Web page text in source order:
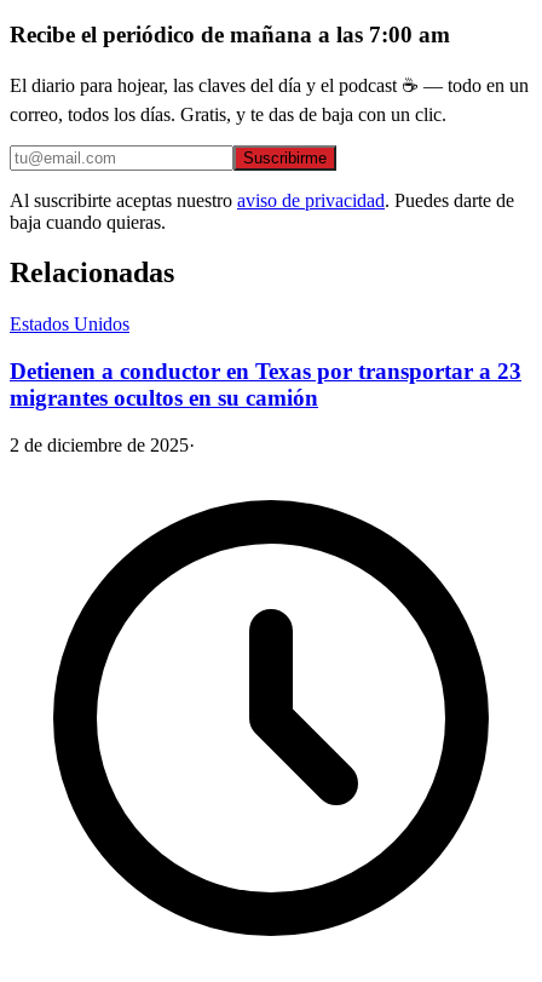
Recibe el periódico de mañana a las 7:00 am
El diario para hojear, las claves del día y el podcast ☕ — todo en un
correo, todos los días. Gratis, y te das de baja con un clic.
Suscribirme
Al suscribirte aceptas nuestro aviso de privacidad. Puedes darte de
baja cuando quieras.
Relacionadas
Estados Unidos
Detienen a conductor en Texas por transportar a 23
migrantes ocultos en su camión
2 de diciembre de 2025·